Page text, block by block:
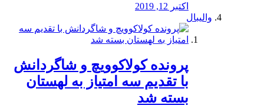
اکتبر 12, 2019
والیبال
پرونده کولاکوویچ و شاگردانش
با تقدیم سه امتیاز به لهستان
بسته شد